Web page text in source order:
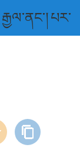
རྒྱལ་ནང་།པར་